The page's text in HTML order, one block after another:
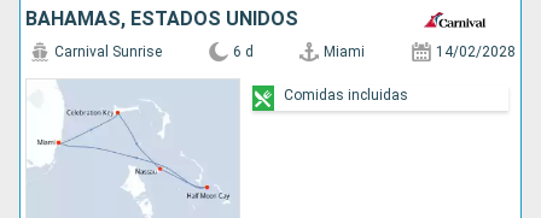
BAHAMAS, ESTADOS UNIDOS
Carnival Sunrise 6 d Miami 14/02/2028
Comidas incluidas